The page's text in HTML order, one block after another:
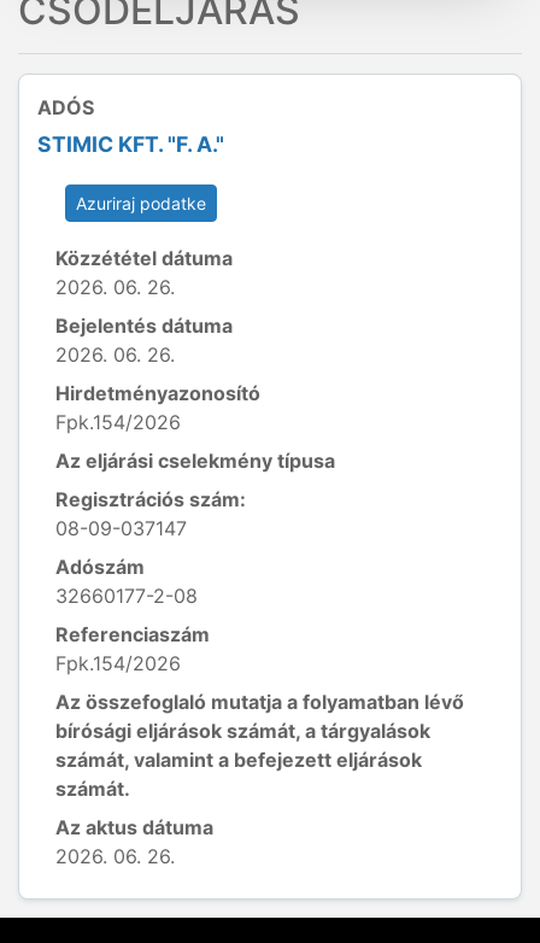
CSŐDELJÁRÁS
ADÓS
STIMIC KFT. "F. A."
Azuriraj podatke
Közzététel dátuma
2026. 06. 26.
Bejelentés dátuma
2026. 06. 26.
Hirdetményazonosító
Fpk.154/2026
Az eljárási cselekmény típusa
Regisztrációs szám:
08-09-037147
Adószám
32660177-2-08
Referenciaszám
Fpk.154/2026
Az összefoglaló mutatja a folyamatban lévő
bírósági eljárások számát, a tárgyalások
számát, valamint a befejezett eljárások
számát.
Az aktus dátuma
2026. 06. 26.